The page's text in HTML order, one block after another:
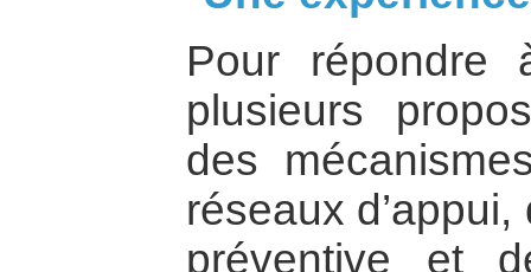
Pour
plusieurs
des
réseaux
préventive et